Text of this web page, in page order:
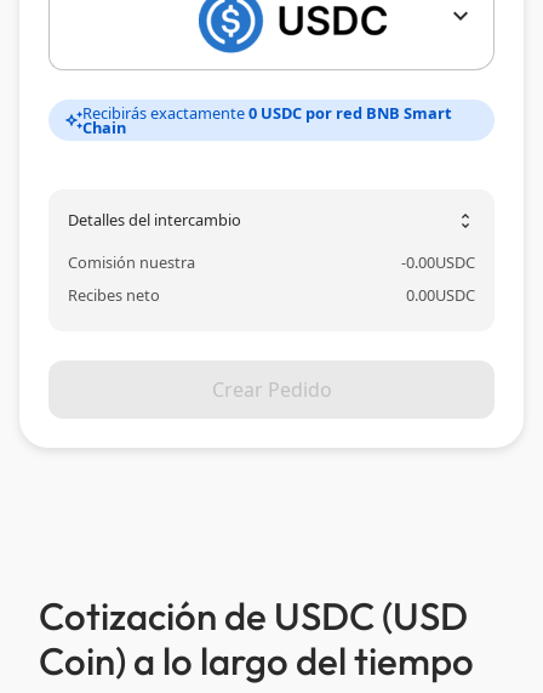
expand_more
auto_awesomeRecibirás exactamente0 USDC por red BNB Smart
Chain
Detalles del intercambio unfold_more
Comisión nuestra -0.00USDC
Recibes neto
0.00USDC
Crear Pedido
Cotización de USDC (USD
Coin) a lo largo del tiempo